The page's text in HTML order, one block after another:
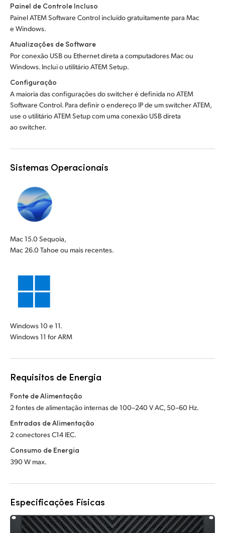
Painel de Controle Incluso
Painel ATEM Software Control incluído gratuitamente para Mac
e Windows.
Atualizações de Software
Por conexão USB ou Ethernet direta a computadores Mac ou
Windows. Inclui o utilitário ATEM Setup.
Configuração
A maioria das configurações do switcher é definida no ATEM
Software Control. Para definir o endereço IP de um switcher ATEM,
use o utilitário ATEM Setup com uma conexão USB direta
ao switcher.
Sistemas Operacionais
Mac 15.0 Sequoia,
Mac 26.0 Tahoe ou mais recentes.
Windows 10 e 11.
Windows 11 for ARM
Requisitos de Energia
Fonte de Alimentação
2 fontes de alimentação internas de 100–240 V AC, 50–60 Hz.
Entradas de Alimentação
2 conectores C14 IEC.
Consumo de Energia
390 W max.
Especificações Físicas